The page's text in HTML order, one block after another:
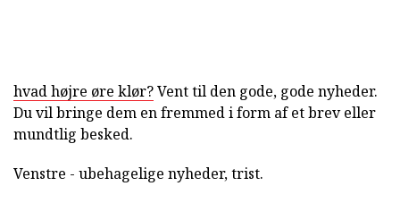
hvad højre øre klør?Vent til den gode, gode nyheder.
Du vil bringe dem en fremmed i form af et brev eller
mundtlig besked.
Venstre - ubehagelige nyheder, trist.